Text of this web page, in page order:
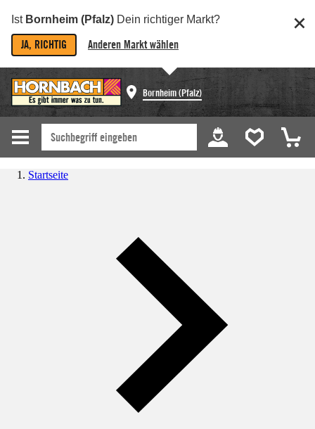
Ist Bornheim (Pfalz) Dein richtiger Markt?
JA, RICHTIG Anderen Markt wählen
Bornheim (Pfalz)
Startseite